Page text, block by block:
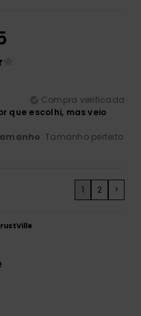
Compra verificada
que escolhi, mas veio
: Tamanho perfeito
1 2 >